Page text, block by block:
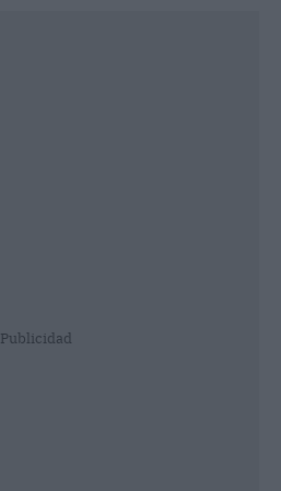
Publicidad